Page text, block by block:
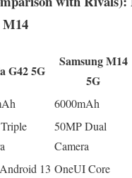
M14
G42 5G
Samsung M14
5G
6000mAh
50MP Dual
Camera
13 OneUI Core